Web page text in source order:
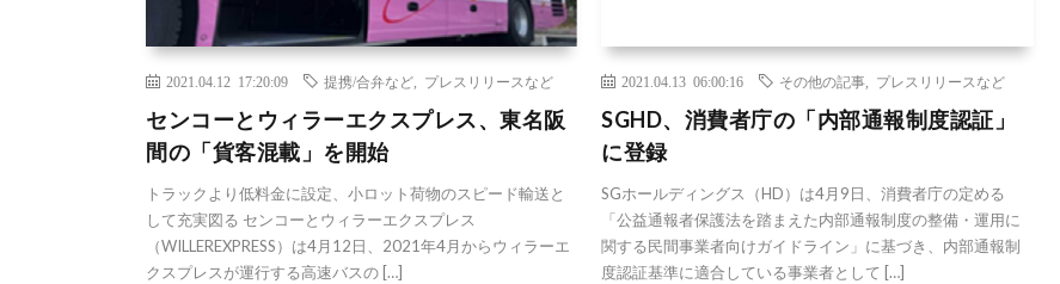
2021.04.12 17:20:09 提携/合弁など プレスリリースなど
センコーとウィラーエクスプレス、東名阪
間の「貨客混載」を開始
トラックより低料金に設定、小ロット荷物のスピード輸送と
して充実図る センコーとウィラーエクスプレス
（WILLEREXPRESS）は4月12日、2021年4月からウィラーエ
クスプレスが運行する高速バスの […]
2021.04.13 06:00:16 その他の記事 プレスリリースなど
SGHD、消費者庁の「内部通報制度認証」
に登録
SGホールディングス（HD）は4月9日、消費者庁の定める
「公益通報者保護法を踏まえた内部通報制度の整備・運用に
関する民間事業者向けガイドライン」に基づき、内部通報制
度認証基準に適合している事業者として […]